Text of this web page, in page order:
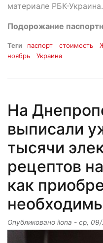
материале РБК-Украина.
Подорожание
Теги паспорт стоимость
ноябрь
Украина
На
выписали
тысячи
рецептов
как
Опубликовано ilona - ср, 09/